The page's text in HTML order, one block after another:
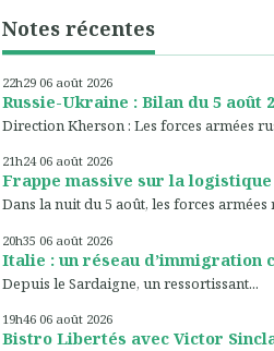
Notes récentes
22h29 06 août 2026
Russie-Ukraine : Bilan du 5 août
Direction Kherson : Les forces armées
21h24 06 août 2026
Frappe massive sur la logistique
Dans la nuit du 5 août, les forces armées
20h35 06 août 2026
Italie : un réseau d’immigration
Depuis le Sardaigne, un ressortissant...
19h46 06 août 2026
Bistro Libertés avec Victor